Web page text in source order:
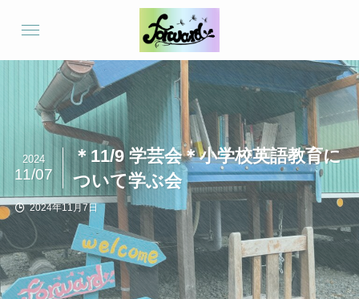
＊11/9 学芸会＊小学校英語教育に
ついて学ぶ会
2024
11/07
2024年11月7日